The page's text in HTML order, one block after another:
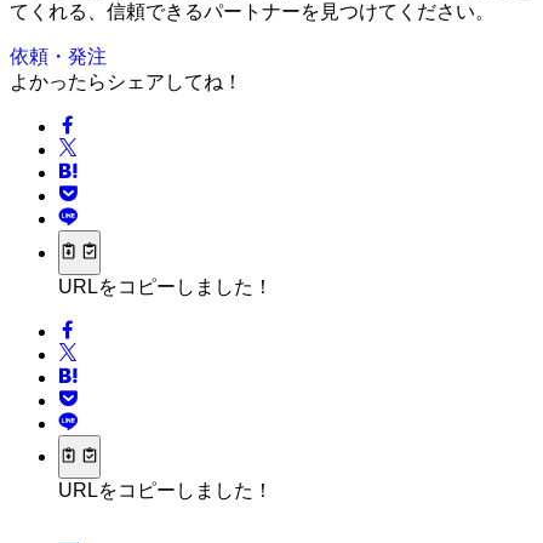
てくれる、信頼できるパートナーを見つけてください。
依頼・発注
よかったらシェアしてね！
URLをコピーしました！
URLをコピーしました！